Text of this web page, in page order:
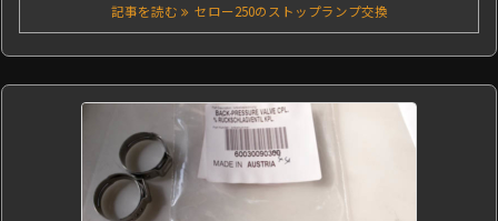
記事を読む セロー250のストップランプ交換